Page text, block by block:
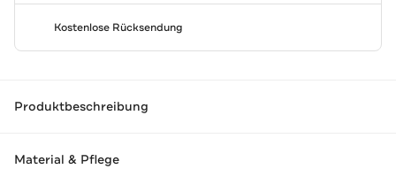
Kostenlose Rücksendung
Produktbeschreibung
Material & Pflege